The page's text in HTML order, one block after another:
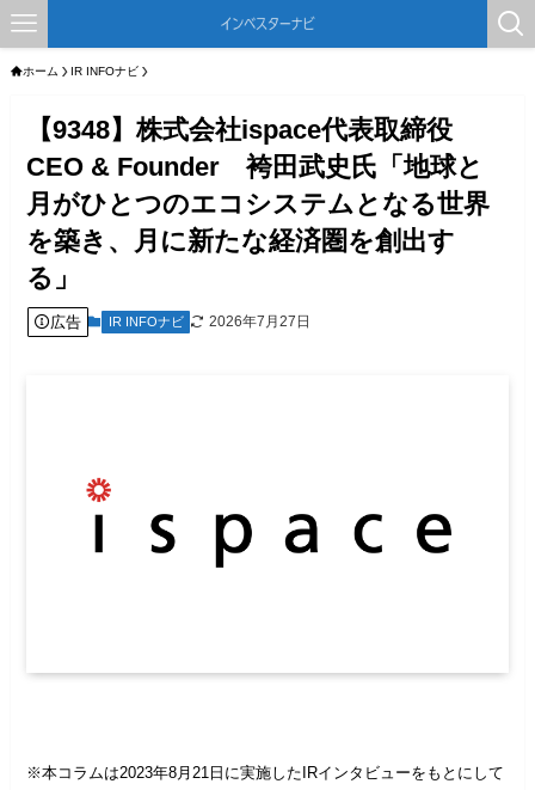
ホーム IR INFOナビ
【9348】株式会社ispace代表取締役
CEO & Founder 袴田武史氏「地球と
月がひとつのエコシステムとなる世界
を築き、月に新たな経済圏を創出す
る」
広告 IR INFOナビ 2026年7月27日
※本コラムは2023年8月21日に実施したIRインタビューをもとにして